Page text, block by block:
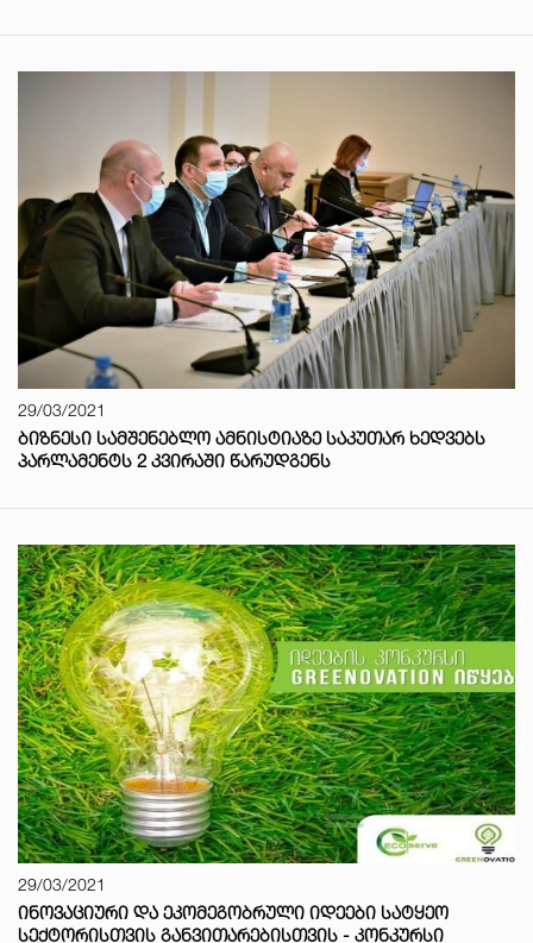
29/03/2021
ᲑᲘᲖᲜᲔᲡᲘ ᲡᲐᲛᲨᲔᲜᲔᲑᲚᲝ ᲐᲛᲜᲘᲡᲢᲘᲐᲖᲔ ᲡᲐᲙᲣᲗᲐᲠ ᲮᲔᲓᲕᲔᲑᲡ
ᲞᲐᲠᲚᲐᲛᲔᲜᲢᲡ 2 ᲙᲕᲘᲠᲐᲨᲘ ᲬᲐᲠᲣᲓᲒᲔᲜᲡ
29/03/2021
ᲘᲜᲝᲕᲐᲪᲘᲣᲠᲘ ᲓᲐ ᲔᲙᲝᲛᲔᲒᲝᲑᲠᲣᲚᲘ ᲘᲓᲔᲔᲑᲘ ᲡᲐᲢᲧᲔᲝ
ᲡᲔᲥᲢᲝᲠᲘᲡᲗᲕᲘᲡ ᲒᲐᲜᲕᲘᲗᲐᲠᲔᲑᲘᲡᲗᲕᲘᲡ - ᲙᲝᲜᲙᲣᲠᲡᲘ